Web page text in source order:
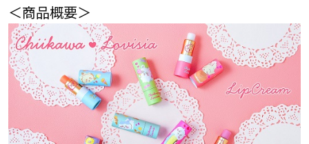
＜商品概要＞